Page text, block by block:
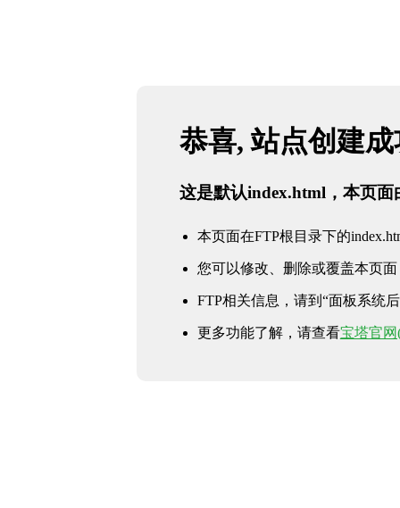
恭喜, 站点创建
这是默认index.html，本页面
本页面在FTP根目录下的
您可以修改、删除或覆盖本页面
FTP相关信息，请到“面板系统
更多功能了解，请查看宝塔官网